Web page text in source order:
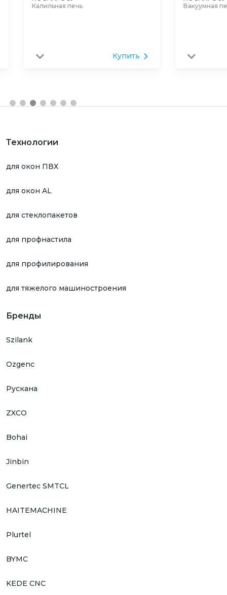
Калильная печь
Купить
Вакуумная печь
Технологии
для окон ПВХ
для окон AL
для стеклопакетов
для профнастила
для профилирования
для тяжелого машиностроения
Бренды
Szilank
Ozgenc
Рускана
ZXCO
Bohai
Jinbin
Genertec SMTCL
HAITEMACHINE
Plurtel
BYMC
KEDE CNC